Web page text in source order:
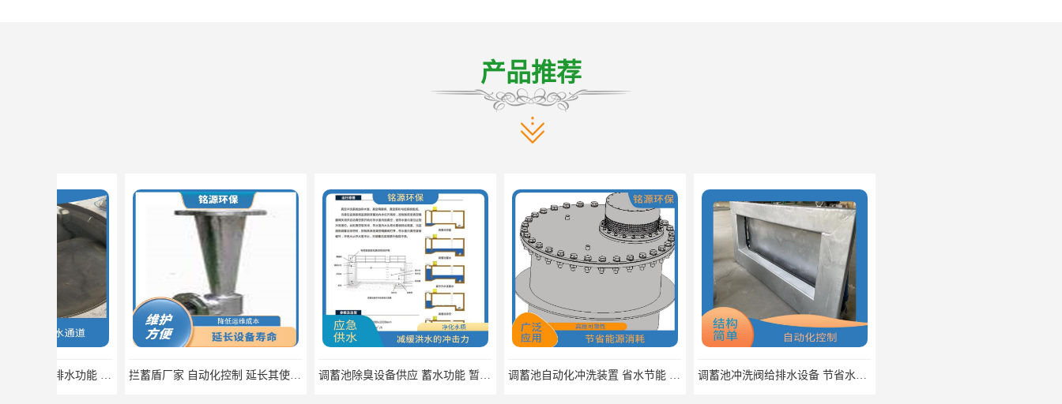
产品推荐
拦蓄盾厂家 自动化控制 延长其使用寿命 调蓄池除臭设备供应 蓄水功能 暂时储存大量雨水 调蓄池自动化冲洗装置 省水节能 提高工作效率 调蓄池冲洗阀给排水设备 节省水资源 提高工作效率